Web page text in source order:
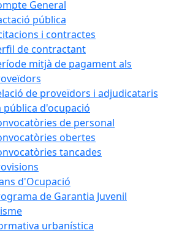
General
pública
i contractes
de contractant
mitjà de pagament als
de proveïdors i adjudicataris
pública d'ocupació
de personal
obertes
tancades
d'Ocupació
de Garantia Juvenil
urbanística